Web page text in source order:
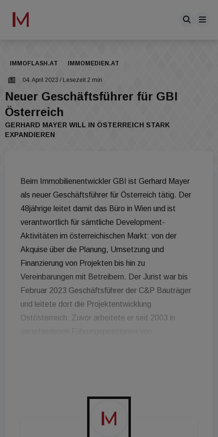
IMMOFLASH.AT IMMOMEDIEN.AT
04. April 2023 / Lesezeit 2 min
Neuer Geschäftsführer für GBI
Österreich
GERHARD MAYER WILL IN ÖSTERREICH STARK
EXPANDIEREN
Beim Immobilienentwickler GBI ist Gerhard Mayer
als neuer Geschäftsführer für Österreich tätig. Der
48jährige leitet damit das Büro in Wien und ist
verantwortlich für sämtliche Development-
Aktivitäten im österreichischen Markt: von der
Akquise über die Planung, Umsetzung und
Finanzierung von Projekten bis hin zu
Vereinbarungen mit Betreibern. Der Jurist war bis
Februar 2023 Geschäftsführer der C&P Bauträger
und leitete dort die Projektentwicklung
Ostösterreich. Zuvor arbeitete er seit 2003 in
und Handelsgesellschaft. "Ein beeindruckender
Werdegang im österreichischen Immobilienmarkt",
betont Reiner Nittka, CEO der GBI Group: "Die